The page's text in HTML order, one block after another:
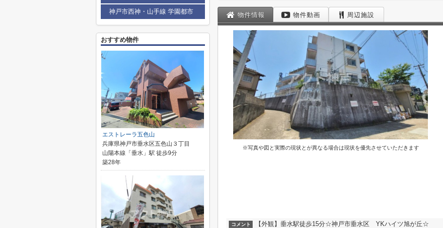
物件情報 物件動画 周辺施設
※写真や図と実際の現状とが異なる場合は現状を優先させていただきます
コメント 【外観】垂水駅徒歩15分☆神戸市垂水区 YKハイツ旭が丘☆
神戸市西神・山手線 学園都市
おすすめ物件
エストレーラ五色山
兵庫県神戸市垂水区五色山３丁目
山陽本線「垂水」駅 徒歩9分
築28年